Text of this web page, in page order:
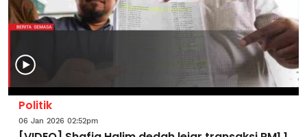
Politik
06 Jan 2026 02:52pm